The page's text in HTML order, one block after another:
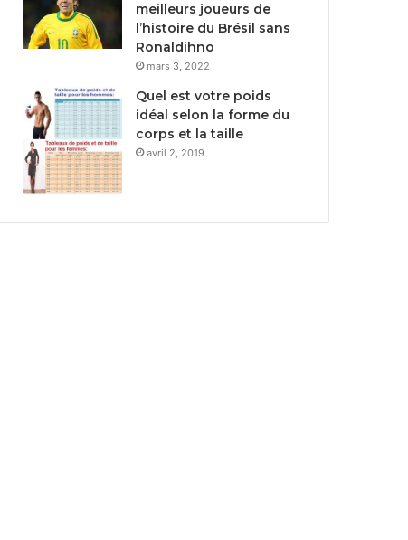
meilleurs joueurs de
l’histoire du Brésil sans
Ronaldihno
mars 3, 2022
Quel est votre poids
idéal selon la forme du
corps et la taille
avril 2, 2019